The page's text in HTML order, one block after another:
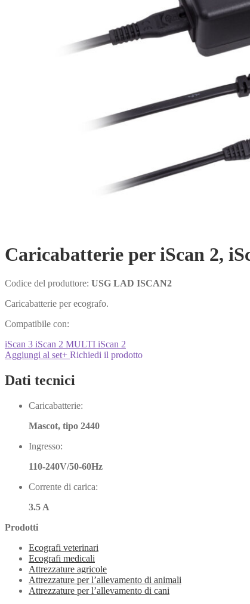
Caricabatterie per iScan 2,
Codice del produttore: USG LAD ISCAN2
Caricabatterie per ecografo.
Compatibile con:
iScan 3 iScan 2 MULTI iScan 2
Aggiungi al set+ Richiedi il prodotto
Dati tecnici
Caricabatterie:
Mascot, tipo 2440
Ingresso:
110-240V/50-60Hz
Corrente di carica:
3.5 A
Prodotti
Ecografi veterinari
Ecografi medicali
Attrezzature agricole
Attrezzature per l’allevamento di animali
Attrezzature per l’allevamento di cani